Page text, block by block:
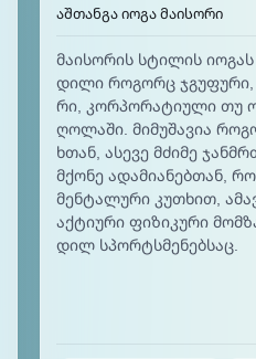
აშთანგა იოგა მაისორი
მა­ისო­რის სტი­ლის
დი­ლი რო­გორც ჯგუ­ფუ­რი,
რი, კორ­პო­რა­ტიუ­ლი თუ
ღო­ლა­ში. მი­მუ­შა­ვია
ხთან, ასე­ვე მძი­მე
მქო­ნე ადა­მია­ნებ­თან,
მენ­ტა­ლუ­რი კუთ­ხით,
აქ­ტიუ­რი ფი­ზი­კუ­რი
დილ სპორ­ტსმე­ნებ­საც.